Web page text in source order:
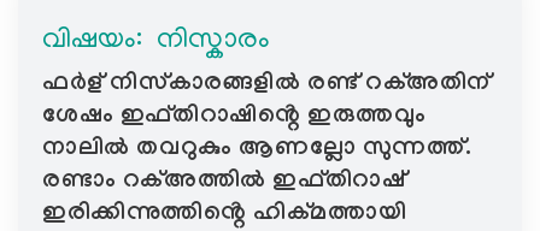
g
a
t
i
o
n
വിഷയം: ‍ നിസ്കാരം
ഫർള് നിസ്കാരങ്ങളിൽ രണ്ട് റക്അതിന്
ശേഷം ഇഫ്തിറാഷിൻ്റെ ഇരുത്തവും
നാലിൽ തവറുകും ആണല്ലോ സുന്നത്ത്.
രണ്ടാം റക്അത്തിൽ ഇഫ്തിറാഷ്
ഇരിക്കിന്നുത്തിൻ്റെ ഹിക്മത്തായി